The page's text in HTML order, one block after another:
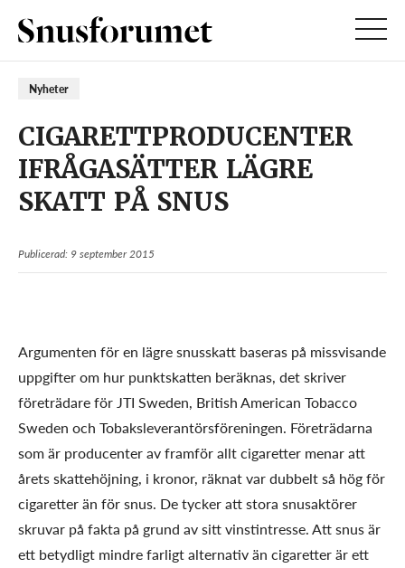
Nyheter
CIGARETTPRODUCENTER
IFRÅGASÄTTER LÄGRE
SKATT PÅ SNUS
Publicerad: 9 september 2015
Argumenten för en lägre snusskatt baseras på missvisande
uppgifter om hur punktskatten beräknas, det skriver
företrädare för JTI Sweden, British American Tobacco
Sweden och Tobaksleverantörsföreningen. Företrädarna
som är producenter av framför allt cigaretter menar att
årets skattehöjning, i kronor, räknat var dubbelt så hög för
cigaretter än för snus. De tycker att stora snusaktörer
skruvar på fakta på grund av sitt vinstintresse. Att snus är
ett betydligt mindre farligt alternativ än cigaretter är ett